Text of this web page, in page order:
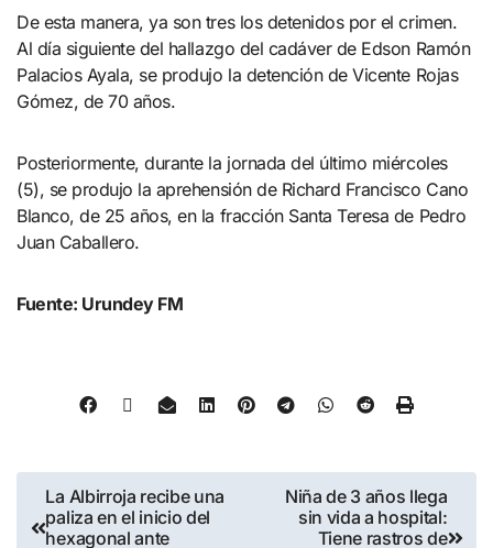
De esta manera, ya son tres los detenidos por el crimen.
Al día siguiente del hallazgo del cadáver de Edson Ramón
Palacios Ayala, se produjo la detención de Vicente Rojas
Gómez, de 70 años.
Posteriormente, durante la jornada del último miércoles
(5), se produjo la aprehensión de Richard Francisco Cano
Blanco, de 25 años, en la fracción Santa Teresa de Pedro
Juan Caballero.
Fuente: Urundey FM
La Albirroja recibe una
paliza en el inicio del
hexagonal ante
Niña de 3 años llega
sin vida a hospital:
Tiene rastros de